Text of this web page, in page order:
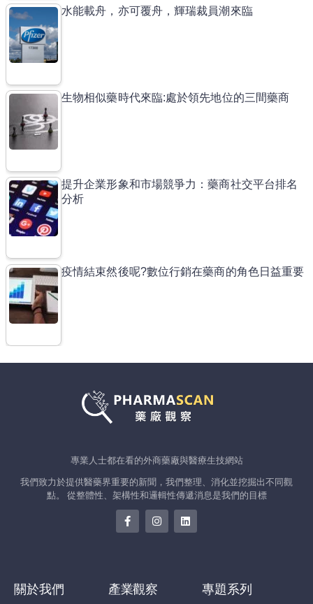
水能載舟，亦可覆舟，輝瑞裁員潮來臨
生物相似藥時代來臨:處於領先地位的三間藥商
提升企業形象和市場競爭力：藥商社交平台排名
分析
疫情結束然後呢?數位行銷在藥商的角色日益重要
專業人士都在看的外商藥廠與醫療生技網站
我們致力於提供醫藥界重要的新聞，我們整理、消化並挖掘出不同觀
點。 從整體性、架構性和邏輯性傳遞消息是我們的目標
關於我們 產業觀察 專題系列